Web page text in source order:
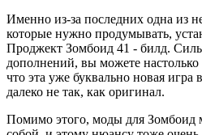
Именно из-за последних одна из
которые нужно продумывать,
Проджект Зомбоид 41 - билд.
дополнений, вы можете
что эта уже буквально новая
далеко не так, как оригинал.
Помимо этого, моды для Зомбоид